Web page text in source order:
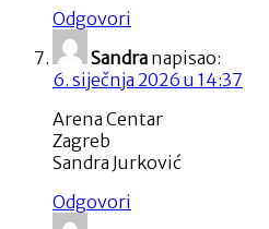
Odgovori
Sandra napisao:
6. siječnja 2026 u 14:37
Arena Centar
Zagreb
Sandra Jurković
Odgovori